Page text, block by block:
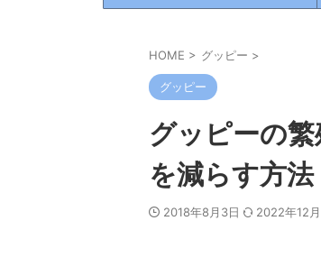
HOME > グッピー >
グッピー
グッピーの
を減らす方法
2018年8月3日 2022年12